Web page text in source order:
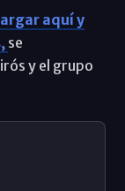
aquí y
se
y el grupo